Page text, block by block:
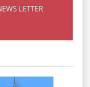
LETTER